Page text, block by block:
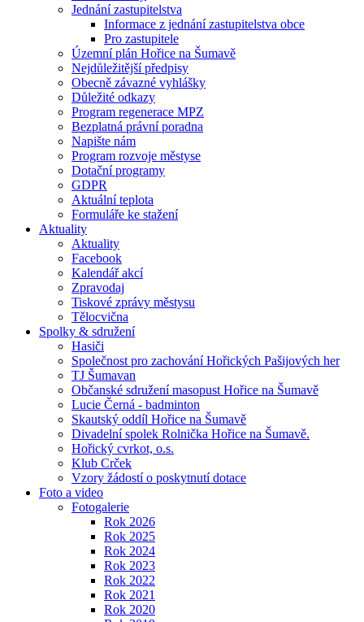
Jednání zastupitelstva
Informace z jednání zastupitelstva obce
Pro zastupitele
Územní plán Hořice na Šumavě
Nejdůležitější předpisy
Obecně závazné vyhlášky
Důležité odkazy
Program regenerace MPZ
Bezplatná právní poradna
Napište nám
Program rozvoje městyse
Dotační programy
GDPR
Aktuální teplota
Formuláře ke stažení
Aktuality
Aktuality
Facebook
Kalendář akcí
Zpravodaj
Tiskové zprávy městysu
Tělocvična
Spolky & sdružení
Hasiči
Společnost pro zachování Hořických Pašijových her
TJ Šumavan
Občanské sdružení masopust Hořice na Šumavě
Lucie Černá - badminton
Skautský oddíl Hořice na Šumavě
Divadelní spolek Rolnička Hořice na Šumavě.
Hořický cvrkot, o.s.
Klub Crček
Vzory žádostí o poskytnutí dotace
Foto a video
Fotogalerie
Rok 2026
Rok 2025
Rok 2024
Rok 2023
Rok 2022
Rok 2021
Rok 2020